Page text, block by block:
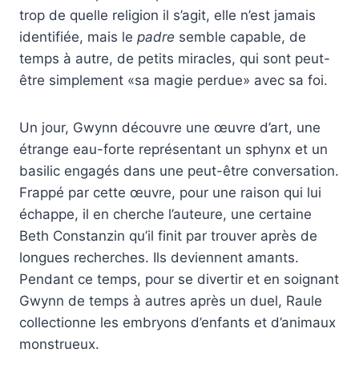
trop de quelle religion il s’agit, elle n’est jamais
identifiée, mais le padre semble capable, de
temps à autre, de petits miracles, qui sont peut-
être simplement «sa magie perdue» avec sa foi.
Un jour, Gwynn découvre une œuvre d’art, une
étrange eau-forte représentant un sphynx et un
basilic engagés dans une peut-être conversation.
Frappé par cette œuvre, pour une raison qui lui
échappe, il en cherche l’auteure, une certaine
Beth Constanzin qu’il finit par trouver après de
longues recherches. Ils deviennent amants.
Pendant ce temps, pour se divertir et en soignant
Gwynn de temps à autres après un duel, Raule
collectionne les embryons d’enfants et d’animaux
monstrueux.